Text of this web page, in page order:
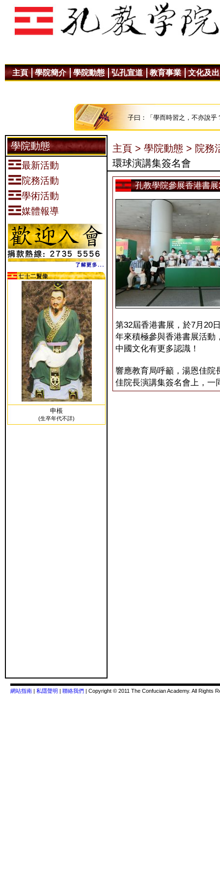
主頁 學院簡介 學院動態 弘孔宣道 教育事業 文化及
子曰：「學而時習之，不亦說
學院動態
最新活動
院務活動
學術活動
媒體報導
申棖
(生卒年代不詳)
主頁 > 學院動態 > 院務
環球演講集簽名會
孔教學院參展香港書
第32屆香港書展，於7月20
年來積極參與香港書展活動
中國文化有更多認識！
響應教育局呼籲，湯恩佳院
佳院長演講集簽名會上，一
網站指南 | 私隱聲明 | 聯絡我們 | Copyright © 2011 The Confucian Academy. All Rights